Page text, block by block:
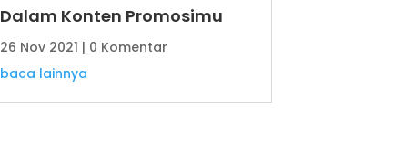
Dalam Konten Promosimu
26 Nov 2021 | 0 Komentar
baca lainnya